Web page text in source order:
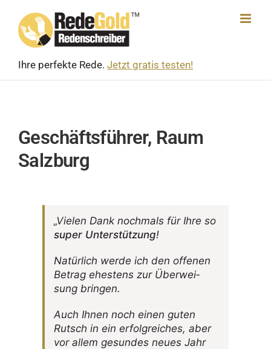
content
Ihre perfekte Rede. Jetzt gratis testen!
Geschäftsführer, Raum
Salzburg
„Vielen Dank noch­mals für Ihre so
super Unter­stüt­zung!
Natür­lich werde ich den offenen
Betrag ehes­tens zur Über­wei­
sung bringen.
Auch Ihnen noch einen guten
Rutsch in ein erfolg­rei­ches, aber
vor allem gesundes neues Jahr